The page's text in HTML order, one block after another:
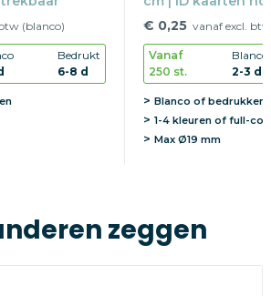
(blanco)
Bedrukt
6-8 d
Uitrekbaar
€ 0,25 vanaf excl.
Vanaf
250 st.
Blanco
2-3 d
Blanco of bedrukken
1-4 kleuren of full-
MaxØ19 mm
zeggen